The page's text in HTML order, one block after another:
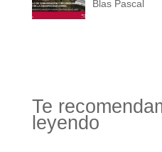
Blas Pascal
Te
leyendo